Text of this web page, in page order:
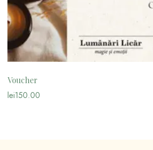
Voucher
lei150.00